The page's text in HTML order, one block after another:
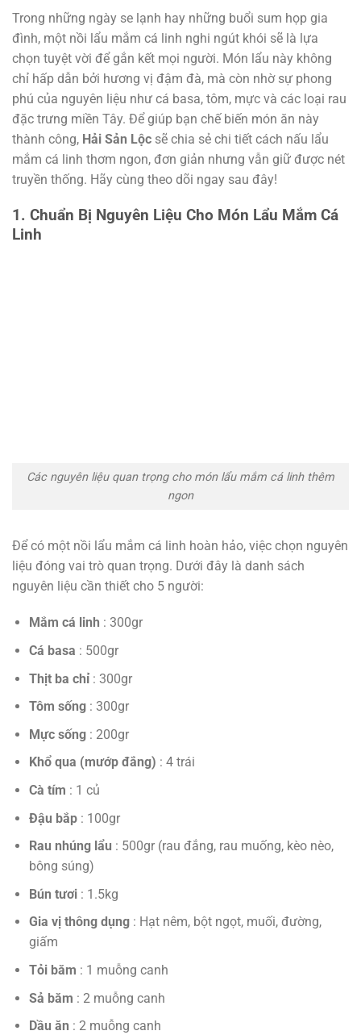
Trong những ngày se lạnh hay những buổi sum họp gia
đình, một nồi lẩu mắm cá linh nghi ngút khói sẽ là lựa
chọn tuyệt vời để gắn kết mọi người. Món lẩu này không
chỉ hấp dẫn bởi hương vị đậm đà, mà còn nhờ sự phong
phú của nguyên liệu như cá basa, tôm, mực và các loại rau
đặc trưng miền Tây. Để giúp bạn chế biến món ăn này
thành công, Hải Sản Lộc sẽ chia sẻ chi tiết cách nấu lẩu
mắm cá linh thơm ngon, đơn giản nhưng vẫn giữ được nét
truyền thống. Hãy cùng theo dõi ngay sau đây!
1. Chuẩn Bị Nguyên Liệu Cho Món Lẩu Mắm Cá
Linh
Các nguyên liệu quan trọng cho món lẩu mắm cá linh thêm
ngon
Để có một nồi lẩu mắm cá linh hoàn hảo, việc chọn nguyên
liệu đóng vai trò quan trọng. Dưới đây là danh sách
nguyên liệu cần thiết cho 5 người:
Mắm cá linh : 300gr
Cá basa : 500gr
Thịt ba chỉ : 300gr
Tôm sống : 300gr
Mực sống : 200gr
Khổ qua (mướp đắng) : 4 trái
Cà tím : 1 củ
Đậu bắp : 100gr
Rau nhúng lẩu : 500gr (rau đắng, rau muống, kèo nèo,
bông súng)
Bún tươi : 1.5kg
Gia vị thông dụng : Hạt nêm, bột ngọt, muối, đường,
giấm
Tỏi băm : 1 muỗng canh
Sả băm : 2 muỗng canh
Dầu ăn : 2 muỗng canh